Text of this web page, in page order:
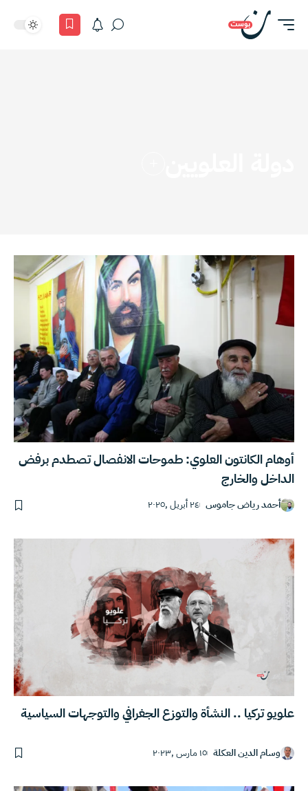
أوهام الكانتون العلوي: طموحات الانفصال تصطدم برفض
الداخل والخارج
أحمد رياض جاموس ٢٤ أبريل ,٢٠٢٥
علويو تركيا .. النشأة والتوزع الجغرافي والتوجهات السياسية
وسام الدين العكلة ١٥ مارس ,٢٠٢٣